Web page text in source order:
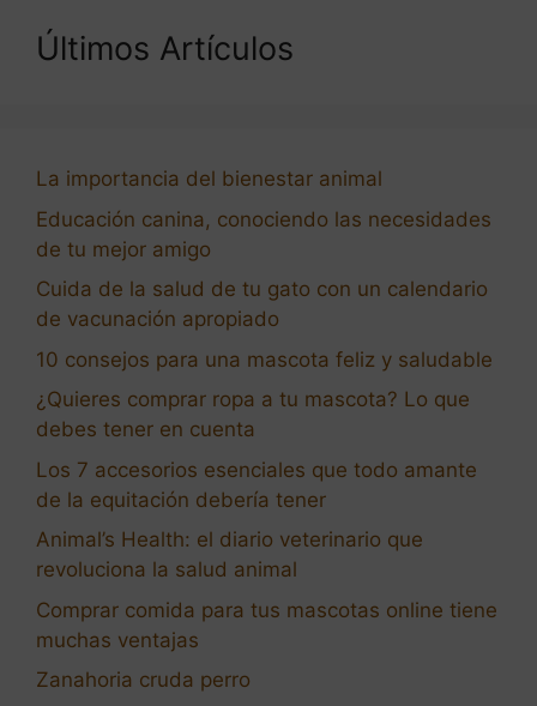
Últimos Artículos
La importancia del bienestar animal
Educación canina, conociendo las necesidades
de tu mejor amigo
Cuida de la salud de tu gato con un calendario
de vacunación apropiado
10 consejos para una mascota feliz y saludable
¿Quieres comprar ropa a tu mascota? Lo que
debes tener en cuenta
Los 7 accesorios esenciales que todo amante
de la equitación debería tener
Animal’s Health: el diario veterinario que
revoluciona la salud animal
Comprar comida para tus mascotas online tiene
muchas ventajas
Zanahoria cruda perro